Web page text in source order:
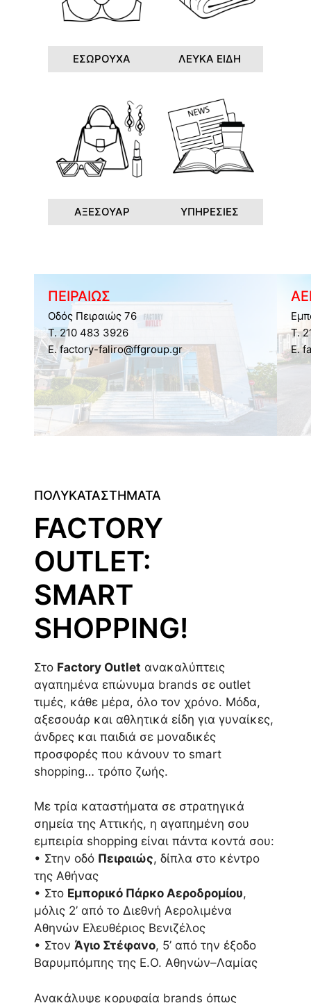
ΕΣΩΡΟΥΧΑ ΛΕΥΚΑ ΕΙΔΗ
ΑΞΕΣΟΥΑΡ ΥΠΗΡΕΣΙΕΣ
ΠΟΛΥΚΑΤΑΣΤΗΜΑΤΑ
FACTORY
OUTLET:
SMART
SHOPPING!
Στο Factory Outlet ανακαλύπτεις
αγαπημένα επώνυμα brands σε outlet
τιμές, κάθε μέρα, όλο τον χρόνο. Μόδα,
αξεσουάρ και αθλητικά είδη για γυναίκες,
άνδρες και παιδιά σε μοναδικές
προσφορές που κάνουν το smart
shopping… τρόπο ζωής.
Με τρία καταστήματα σε στρατηγικά
σημεία της Αττικής, η αγαπημένη σου
εμπειρία shopping είναι πάντα κοντά σου:
• Στην οδό Πειραιώς, δίπλα στο κέντρο
της Αθήνας
• Στο Εμπορικό Πάρκο Αεροδρομίου,
μόλις 2’ από το Διεθνή Αερολιμένα
Αθηνών Ελευθέριος Βενιζέλος
• Στον Άγιο Στέφανο, 5’ από την έξοδο
Βαρυμπόμπης της Ε.Ο. Αθηνών–Λαμίας
Ανακάλυψε κορυφαία brands όπως
ΠΕΙΡΑΙΩΣ
Οδός Πειραιώς 76
Τ. 210 483 3926
E. factory-faliro@ffgroup.gr
Τ.
E.